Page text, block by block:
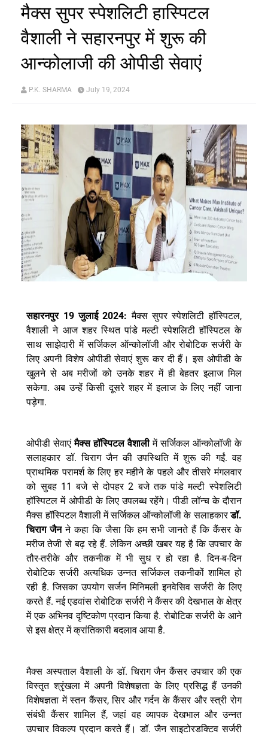
मैक्स सुपर स्पेशलिटी हास्पिटल
वैशाली ने सहारनपुर में शुरू की
आन्कोलाजी की ओपीडी सेवाएं
P.K. SHARMA July 19, 2024
सहारनपुर19जुलाई2024: मैक्स सुपर स्पेशलिटी हॉस्पिटल,
वैशाली ने आज शहर स्थित पांडे मल्टी स्पेशलिटी हॉस्पिटल के
साथ साझेदारी में सर्जिकल ऑन्कोलॉजी और रोबोटिक सर्जरी के
लिए अपनी विशेष ओपीडी सेवाएं शुरू कर दी हैं। इस ओपीडी के
खुलने से अब मरीजों को उनके शहर में ही बेहतर इलाज मिल
सकेगा.अब उन्हें किसी दूसरे शहर में इलाज के लिए नहीं जाना
पड़ेगा.
ओपीडी सेवाएं मैक्स हॉस्पिटल वैशाली में सर्जिकल ऑन्कोलॉजी के
सलाहकार डॉ.चिराग जैन की उपस्थिति में शुरू की गईं.वह
प्राथमिक परामर्श के लिए हर महीने के पहले और तीसरे मंगलवार
को सुबह11बजे से दोपहर2बजे तक पांडे मल्टी स्पेशलिटी
हॉस्पिटल में ओपीडी के लिए उपलब्ध रहेंगे। पीडी लॉन्च के दौरान
मैक्स हॉस्पिटल वैशाली में सर्जिकल ऑन्कोलॉजी के सलाहकार डॉ.
चिराग जैन ने कहा कि जैसा कि हम सभी जानते हैं कि कैंसर के
मरीज तेजी से बढ़ रहे हैं.लेकिन अच्छी खबर यह है कि उपचार के
तौर-तरीके और तकनीक में भी सुध र हो रहा है.दिन-ब-दिन
रोबोटिक सर्जरी अत्यधिक उन्नत सर्जिकल तकनीकों शामिल हो
रही है.जिसका उपयोग सर्जन मिनिमली इनवेसिव सर्जरी के लिए
करते हैं.नई एडवांस रोबोटिक सर्जरी ने कैंसर की देखभाल के क्षेत्र
में एक अभिनव दृष्टिकोण प्रदान किया है.रोबोटिक सर्जरी के आने
से इस क्षेत्र में क्रांतिकारी बदलाव आया है.
मैक्स अस्पताल वैशाली के डॉ.चिराग जैन कैंसर उपचार की एक
विस्तृत श्रृंखला में अपनी विशेषज्ञता के लिए प्रसिद्ध हैं उनकी
विशेषज्ञता में स्तन कैंसर,सिर और गर्दन के कैंसर और स्त्री रोग
संबंधी कैंसर शामिल हैं,जहां वह व्यापक देखभाल और उन्नत
उपचार विकल्प प्रदान करते हैं। डॉ.जैन साइटोरडक्टिव सर्जरी